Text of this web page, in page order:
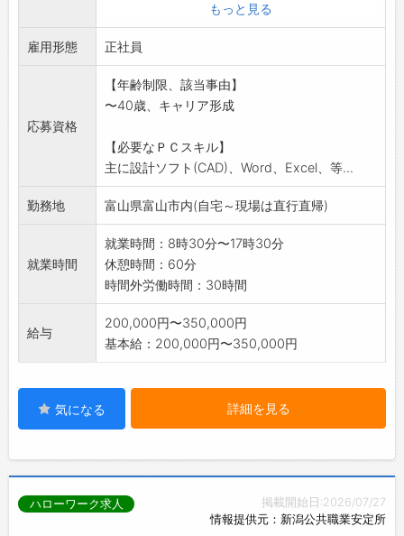
業務となります。
*変更範囲:なし
もっと見る
雇用形態 正社員
応募資格
【年齢制限、該当事由】
〜40歳、キャリア形成
【必要なＰＣスキル】
主に設計ソフト(CAD)、Word、Excel、等...
勤務地 富山県富山市内(自宅～現場は直行直帰)
就業時間
就業時間：8時30分〜17時30分
休憩時間：60分
時間外労働時間：30時間
給与
200,000円〜350,000円
基本給：200,000円〜350,000円
気になる 詳細を見る
掲載開始日:2026/07/27
情報提供元：新潟公共職業安定所
ハローワーク求人